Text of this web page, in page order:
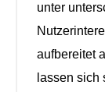
unter
aufbereitet
lassen sich